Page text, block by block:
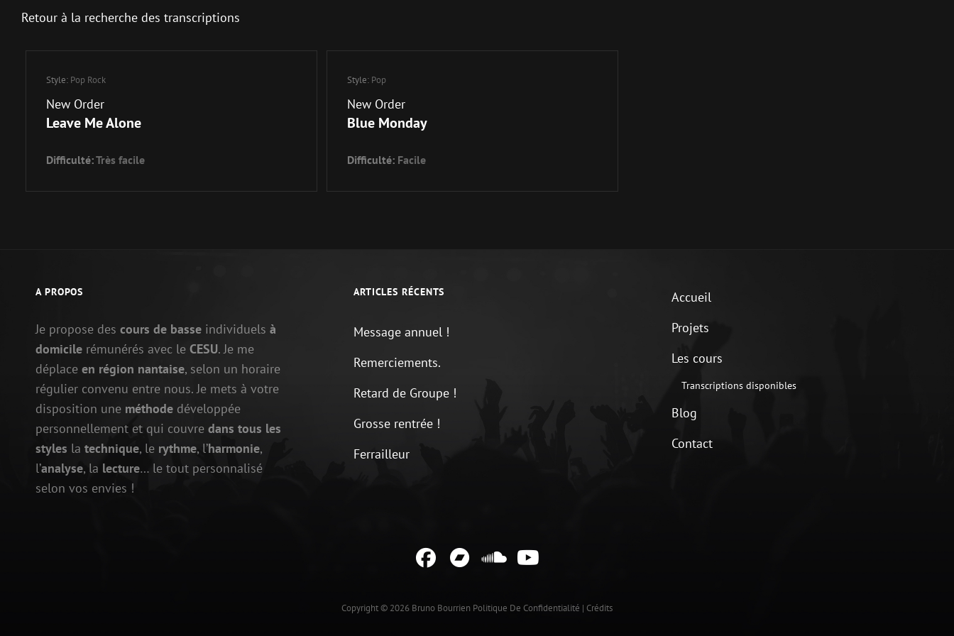
Retour à la recherche des transcriptions
Style: Pop Rock
New Order
Leave Me Alone
Difficulté:Très facile
Style: Pop
New Order
Blue Monday
Difficulté: Facile
A PROPOS
Je propose des cours de basse individuels à
domicile rémunérés avec le CESU. Je me
déplace en région nantaise, selon un horaire
régulier convenu entre nous. Je mets à votre
disposition une méthode développée
personnellement et qui couvre dans tous les
styles la technique, le rythme, l’harmonie,
l’analyse, la lecture… le tout personnalisé
selon vos envies !
ARTICLES RÉCENTS
Message annuel !
Remerciements.
Retard de Groupe !
Grosse rentrée !
Ferrailleur
Accueil
Projets
Les cours
Transcriptions disponibles
Blog
Contact
Facebook
BandcampSoundcloud
Copyright © 2026 Bruno Bourrien Politique De Confidentialité | Crédits